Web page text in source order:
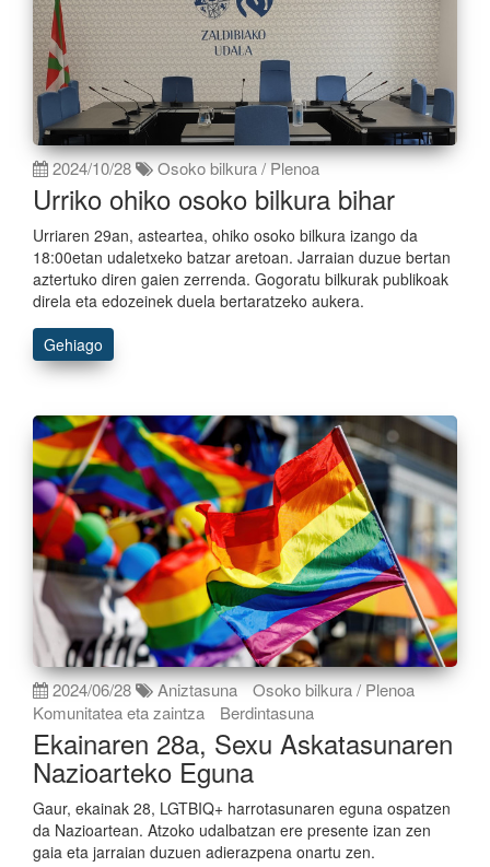
2024/10/28 Osoko bilkura / Plenoa
Urriko ohiko osoko bilkura bihar
Urriaren 29an, asteartea, ohiko osoko bilkura izango da
18:00etan udaletxeko batzar aretoan. Jarraian duzue bertan
aztertuko diren gaien zerrenda. Gogoratu bilkurak publikoak
direla eta edozeinek duela bertaratzeko aukera.
Gehiago
2024/06/28 Aniztasuna
Osoko bilkura / Plenoa
Komunitatea eta zaintza
Berdintasuna
Ekainaren 28a, Sexu Askatasunaren
Nazioarteko Eguna
Gaur, ekainak 28, LGTBIQ+ harrotasunaren eguna ospatzen
da Nazioartean. Atzoko udalbatzan ere presente izan zen
gaia eta jarraian duzuen adierazpena onartu zen.